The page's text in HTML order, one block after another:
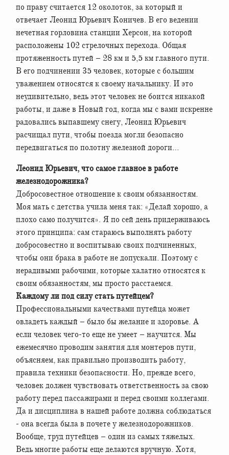
по праву считается 12 околоток, за который и
отвечает Леонид Юрьевич Коничев. В его ведении
нечетная горловина станции Херсон, на которой
расположены 102 стрелочных перехода. Общая
протяженность путей – 28 км и 5,5 км главного пути.
В его подчинении 35 человек, которые с большим
уважением относятся к своему начальнику. И это
неудивительно, ведь этот человек не боится никакой
работы, и даже в Новый год, когда мы с вами искренне
радовались выпавшему снегу, Леонид Юрьевич
расчищал пути, чтобы поезда могли безопасно
передвигаться по полотну железной дороги…
Леонид Юрьевич, что самое главное в работе
железнодорожника?
Добросовестное отношение к своим обязанностям.
Моя мать с детства учила меня так: «Делай хорошо, а
плохо само получится». Я по сей день придерживаюсь
этого принципа: сам стараюсь выполнять работу
добросовестно и воспитываю своих подчиненных,
чтобы они брака в работе не допускали. Поэтому с
нерадивыми рабочими, которые халатно относятся к
своим обязанностям, мы просто расстаемся.
Каждому ли под силу стать путейцем?
Профессиональными качествами путейца может
овладеть каждый – было бы желание и здоровье. А
если человек чего-то еще не умеет – научится. Мы
ежемесячно проводим занятия для монтеров пути,
объясняем, как правильно производить работу,
правила техники безопасности. Но, прежде всего,
человек должен чувствовать ответственность за свою
работу перед пассажирами и перед своими коллегами.
Да и дисциплина в нашей работе должна соблюдаться
- она всегда была в почете у железнодорожников.
Вообще, труд путейцев – один из самых тяжелых.
Ведь многие работы еще делаются вручную. Хотя,